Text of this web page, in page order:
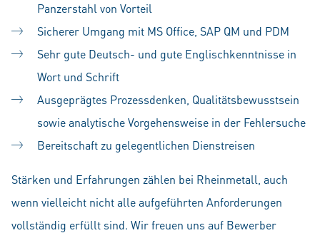
Panzerstahl von Vorteil
Sicherer Umgang mit MS Office, SAP QM und PDM
Sehr gute Deutsch- und gute Englischkenntnisse in
Wort und Schrift
Ausgeprägtes Prozessdenken, Qualitätsbewusstsein
sowie analytische Vorgehensweise in der Fehlersuche
Bereitschaft zu gelegentlichen Dienstreisen
Stärken und Erfahrungen zählen bei Rheinmetall, auch
wenn vielleicht nicht alle aufgeführten Anforderungen
vollständig erfüllt sind. Wir freuen uns auf Bewerber